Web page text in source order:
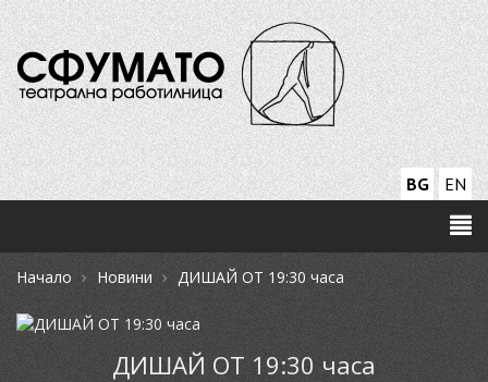
EN
BG
Начало › Новини › ДИШАЙ ОТ 19:30 часа
ДИШАЙ ОТ 19:30 часа